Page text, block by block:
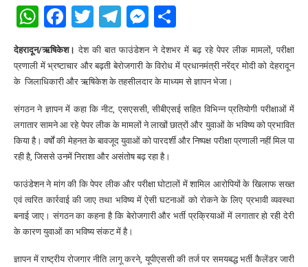
WhatsApp
Facebook
Twitter
Telegram
Messenger
देहरादून/ऋषिकेश। देश की बात फाउंडेशन ने देशभर में बढ़ रहे पेपर लीक मामलों, परीक्षा
प्रणाली में भ्रष्टाचार और बढ़ती बेरोजगारी के विरोध में प्रधानमंत्री नरेंद्र मोदी को देहरादून
के जिलाधिकारी और ऋषिकेश के तहसीलदार के माध्यम से ज्ञापन भेजा।
संगठन ने ज्ञापन में कहा कि नीट, एसएससी, सीबीएसई सहित विभिन्न प्रतियोगी परीक्षाओं में
लगातार सामने आ रहे पेपर लीक के मामलों ने लाखों छात्रों और युवाओं के भविष्य को प्रभावित
किया है। वर्षों की मेहनत के बावजूद युवाओं को पारदर्शी और निष्पक्ष परीक्षा प्रणाली नहीं मिल पा
रही है, जिससे उनमें निराशा और असंतोष बढ़ रहा है।
फाउंडेशन ने मांग की कि पेपर लीक और परीक्षा घोटालों में शामिल आरोपियों के खिलाफ सख्त
एवं त्वरित कार्रवाई की जाए तथा भविष्य में ऐसी घटनाओं को रोकने के लिए प्रभावी व्यवस्था
बनाई जाए। संगठन का कहना है कि बेरोजगारी और भर्ती प्रक्रियाओं में लगातार हो रही देरी
के कारण युवाओं का भविष्य संकट में है।
ज्ञापन में राष्ट्रीय रोजगार नीति लागू करने, यूपीएससी की तर्ज पर समयबद्ध भर्ती कैलेंडर जारी